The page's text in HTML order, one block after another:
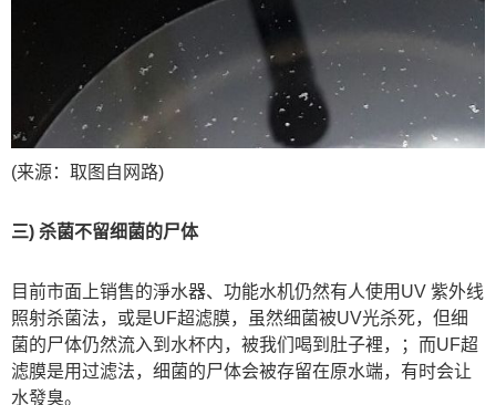
(来源：取图自网路)
三) 杀菌不留细菌的尸体
目前市面上销售的淨水器、功能水机仍然有人使用UV 紫外线
照射杀菌法，或是UF超滤膜，虽然细菌被UV光杀死，但细
菌的尸体仍然流入到水杯内，被我们喝到肚子裡，；而UF超
滤膜是用过滤法，细菌的尸体会被存留在原水端，有时会让
水發臭。